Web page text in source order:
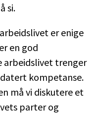
si.
er enige
en god
arbeidslivet trenger
kompetanse.
må vi diskutere et
parter og